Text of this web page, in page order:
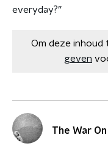
everyday?”
Om deze
geven
The War